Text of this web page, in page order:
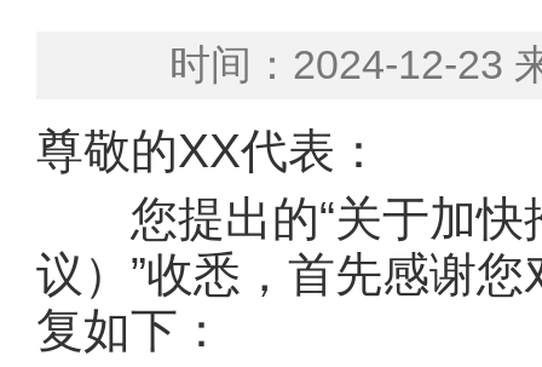
时间：2024-12-
尊敬的XX代表：
您提出的“关于加快
议）”收悉，首先感谢
复如下：